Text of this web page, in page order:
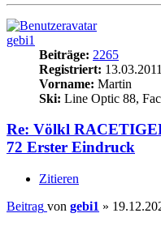
gebi1
Beiträge: 2265
Registriert:
Vorname: Martin
Ski: Line Optic 88,
Re: Völkl
72 Erster Eindruck
Zitieren
Beitrag von gebi1 »